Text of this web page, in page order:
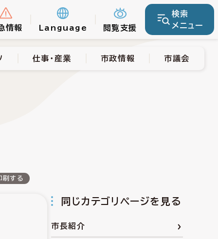
情報 Language 閲覧支援
検索
メニュー
市政情報 市議会
仕事・産業 市政情報 市議会
刷する
同じカテゴリページを見る
市長紹介